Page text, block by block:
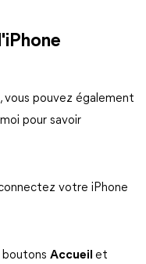
vous pouvez également
pour savoir
votre iPhone
Accueil et